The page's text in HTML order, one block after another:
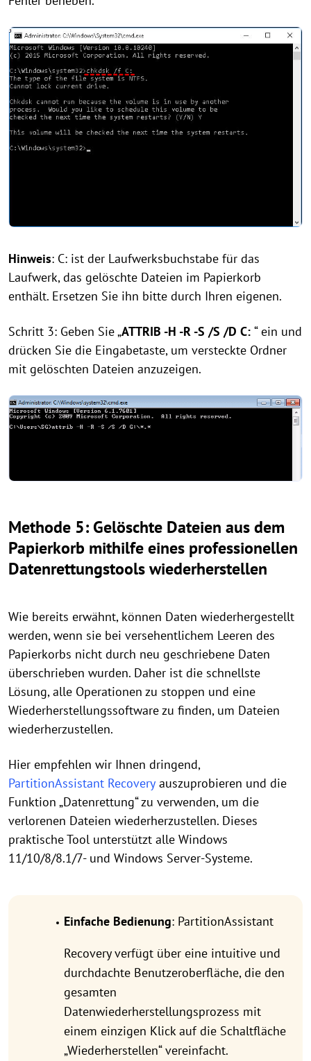
Hinweis: C: ist der Laufwerksbuchstabe für das
Laufwerk, das gelöschte Dateien im Papierkorb
enthält. Ersetzen Sie ihn bitte durch Ihren eigenen.
Schritt 3: Geben Sie „ATTRIB -H -R -S /S /D C: “ ein und
drücken Sie die Eingabetaste, um versteckte Ordner
mit gelöschten Dateien anzuzeigen.
Methode 5: Gelöschte Dateien aus dem
Papierkorb mithilfe eines professionellen
Datenrettungstools wiederherstellen
Wie bereits erwähnt, können Daten wiederhergestellt
werden, wenn sie bei versehentlichem Leeren des
Papierkorbs nicht durch neu geschriebene Daten
überschrieben wurden. Daher ist die schnellste
Lösung, alle Operationen zu stoppen und eine
Wiederherstellungssoftware zu finden, um Dateien
wiederherzustellen.
Hier empfehlen wir Ihnen dringend,
PartitionAssistant Recovery auszuprobieren und die
Funktion „Datenrettung“ zu verwenden, um die
verlorenen Dateien wiederherzustellen. Dieses
praktische Tool unterstützt alle Windows
11/10/8/8.1/7- und Windows Server-Systeme.
Einfache Bedienung: PartitionAssistant
Recovery verfügt über eine intuitive und
durchdachte Benutzeroberfläche, die den
gesamten
Datenwiederherstellungsprozess mit
einem einzigen Klick auf die Schaltfläche
„Wiederherstellen“ vereinfacht.